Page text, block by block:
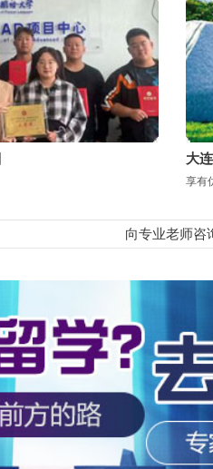
大
享有
向专业老师咨